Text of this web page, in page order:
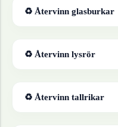
♻ Återvinn glasburkar
♻ Återvinn lysrör
♻ Återvinn tallrikar